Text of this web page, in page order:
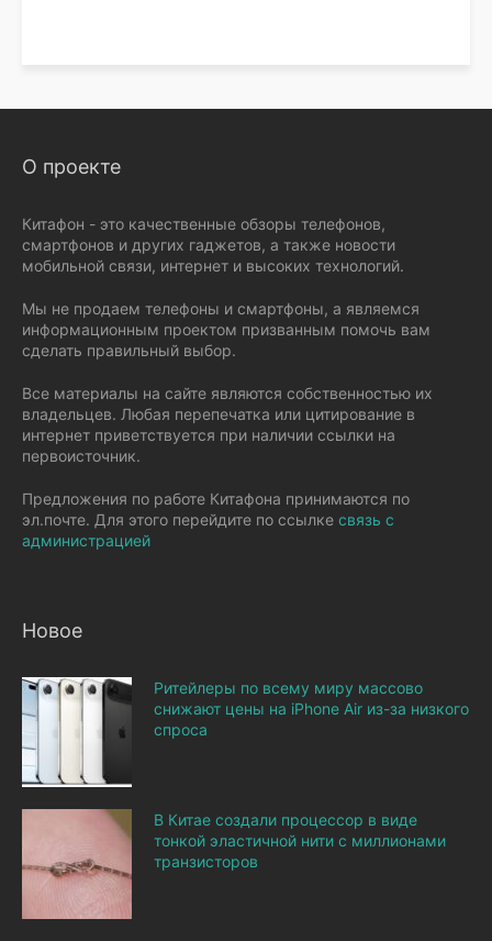
О проекте
Китафон - это качественные обзоры телефонов,
смартфонов и других гаджетов, а также новости
мобильной связи, интернет и высоких технологий.
Мы не продаем телефоны и смартфоны, а являемся
информационным проектом призванным помочь вам
сделать правильный выбор.
Все материалы на сайте являются собственностью их
владельцев. Любая перепечатка или цитирование в
интернет приветствуется при наличии ссылки на
первоисточник.
Предложения по работе Китафона принимаются по
эл.почте. Для этого перейдите по ссылке связь с
администрацией
Новое
Ритейлеры по всему миру массово
снижают цены на iPhone Air из-за низкого
спроса
В Китае создали процессор в виде
тонкой эластичной нити с миллионами
транзисторов